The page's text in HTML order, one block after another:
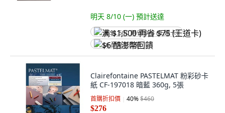
明天 8/10 (一) 預計送達
满 $1,500 再省 $75 (王道卡)
$6 酷澎幣回饋
Clairefontaine PASTELMAT 粉彩砂卡
紙 CF-197018 暗藍 360g, 5張
首購折扣價 40%$460
$276